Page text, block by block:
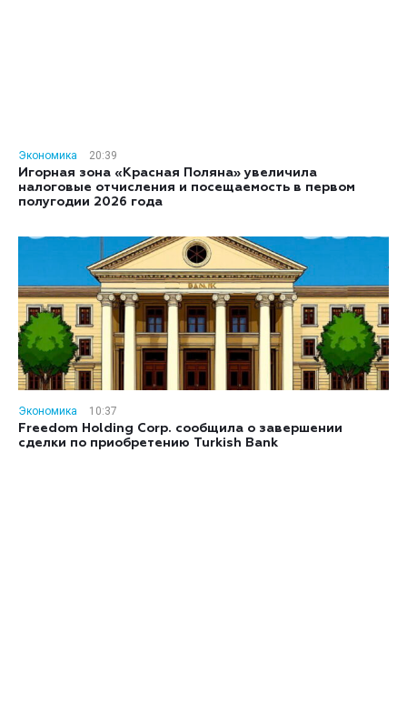
Экономика
20:39
Игорная зона «Красная Поляна» увеличила
налоговые отчисления и посещаемость в первом
полугодии 2026 года
Экономика
10:37
Freedom Holding Corp. сообщила о завершении
сделки по приобретению Turkish Bank